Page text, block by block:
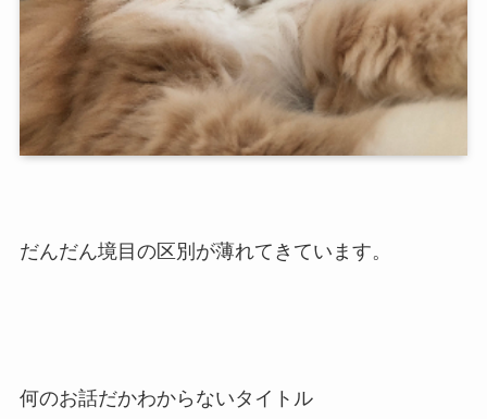
だんだん境目の区別が薄れてきています。
何のお話だかわからないタイトル